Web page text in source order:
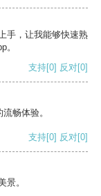
手，让我能够快速熟
。
支持[0] 反对[0]
畅体验。
支持[0] 反对[0]
景。